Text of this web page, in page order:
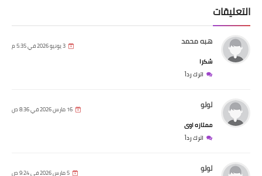
التعليقات
هبه محمد 3 يونيو 2026 في 5:35 م
شكرا
اترك رداً
لولو 16 مارس 2026 في 8:36 ص
ممتازه اوى
اترك رداً
لولو 5 مارس 2026 في 9:24 ص